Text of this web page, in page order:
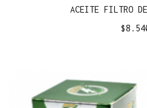
ACEITE FILTRO
$